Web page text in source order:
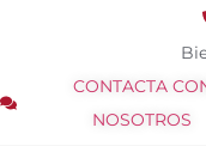
CONTACTA
NOSOTROS